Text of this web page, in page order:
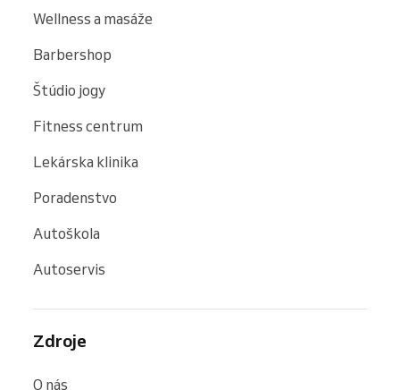
Wellness a masáže
Barbershop
Štúdio jogy
Fitness centrum
Lekárska klinika
Poradenstvo
Autoškola
Autoservis
Zdroje
O nás